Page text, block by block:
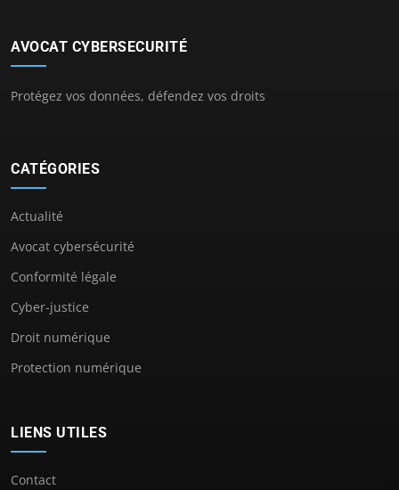
AVOCAT CYBERSECURITÉ
Protégez vos données, défendez vos droits
CATÉGORIES
Actualité
Avocat cybersécurité
Conformité légale
Cyber-justice
Droit numérique
Protection numérique
LIENS UTILES
Contact